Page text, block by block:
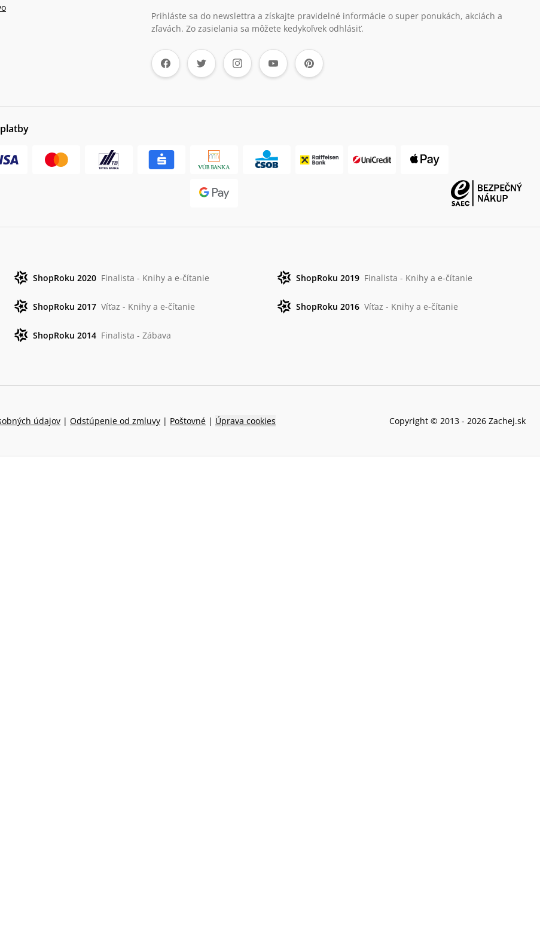
Prihláste sa do newslettra a získajte pravidelné informácie o super ponukách, akciách a
zľavách. Zo zasielania sa môžete kedykoľvek odhlásiť.
ShopRoku 2020 Finalista - Knihy a e-čítanie ShopRoku 2019 Finalista - Knihy a e-čítanie
ShopRoku 2017 Víťaz - Knihy a e-čítanie ShopRoku 2016 Víťaz - Knihy a e-čítanie
ShopRoku 2014 Finalista - Zábava
údajov | Odstúpenie od zmluvy | Poštovné | Úprava cookies Copyright © 2013 - 2026 Zachej.sk